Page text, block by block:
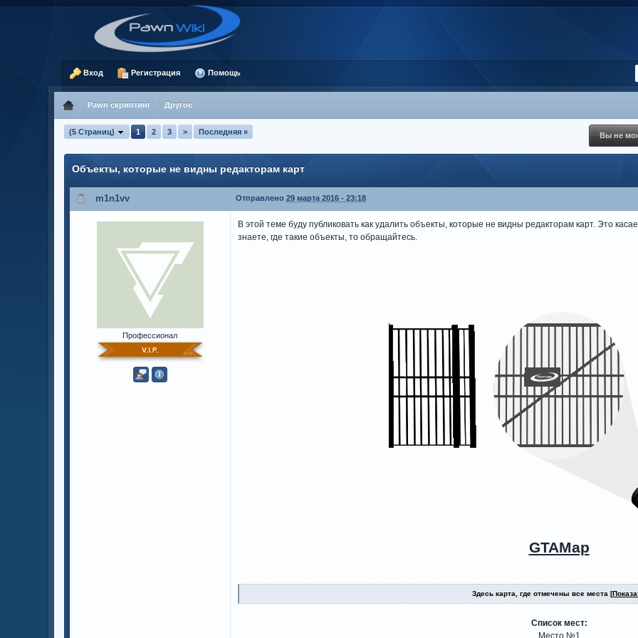
Вход Регистрация Помощь
Pawn скриптинг Другое
(5 Страниц) 1 2 3 > Последняя » Вы не
Объекты, которые не видны редакторам карт
m1n1vv Отправлено29 марта 2016 - 23:18
Профессионал
В этой теме буду публиковать как удалить объекты, которые не видны редакторам карт. Это
знаете, где такие объекты, то обращайтесь.
GTAMap
Здесь карта, где отмечены все места [
Список мест:
Место №1